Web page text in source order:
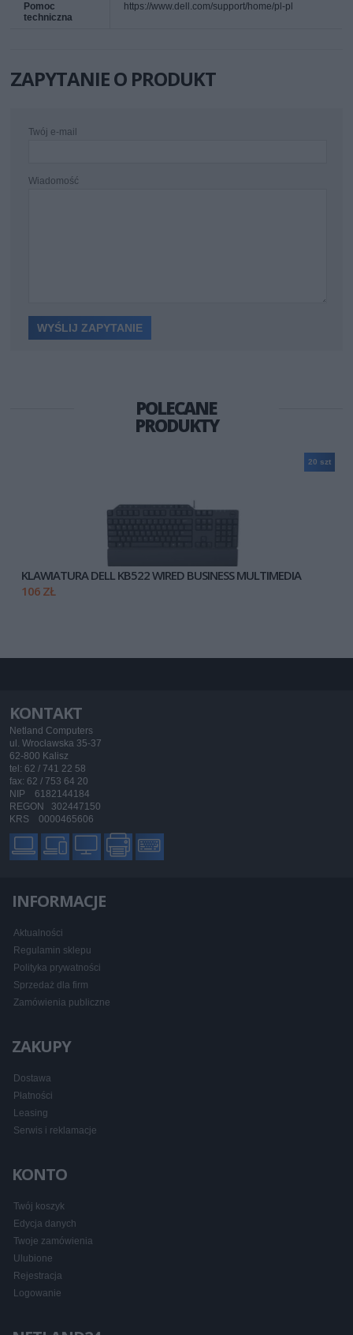
Pomoc
techniczna
https://www.dell.com/support/home/pl-pl
ZAPYTANIE O PRODUKT
Twój e-mail
Wiadomość
POLECANE
PRODUKTY
KLAWIATURA DELL KB522 WIRED BUSINESS MULTIMEDIA
106 ZŁ
20 szt
KONTAKT
Netland Computers
ul. Wrocławska 35-37
62-800 Kalisz
tel: 62 / 741 22 58
fax: 62 / 753 64 20
NIP 6182144184
REGON 302447150
KRS 0000465606
INFORMACJE
Aktualności
Regulamin sklepu
Polityka prywatności
Sprzedaż dla firm
Zamówienia publiczne
ZAKUPY
Dostawa
Płatności
Leasing
Serwis i reklamacje
KONTO
Twój koszyk
Edycja danych
Twoje zamówienia
Ulubione
Rejestracja
Logowanie